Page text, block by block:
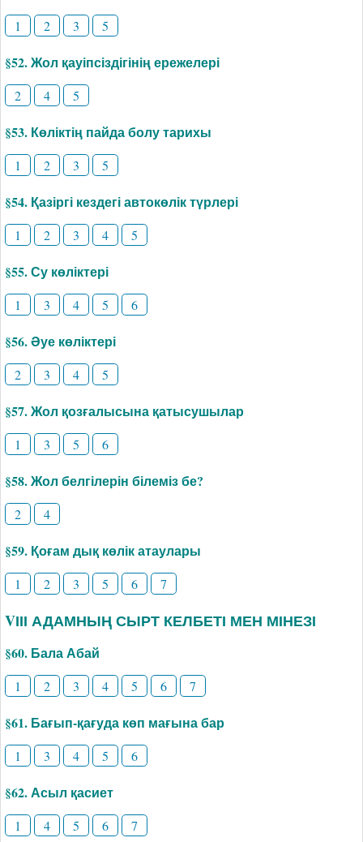
1 2 3 5
§52. Жол қауіпсіздігінің ережелері
2 4 5
§53. Көліктің пайда болу тарихы
1 2 3 5
§54. Қазіргі кездегі автокөлік түрлері
1 2 3 4 5
§55. Су көліктері
1 3 4 5 6
§56. Әуе көліктері
2 3 4 5
§57. Жол қозғалысына қатысушылар
1 3 5 6
§58. Жол белгілерін білеміз бе?
2 4
§59. Қоғам дық көлік атаулары
1 2 3 5 6 7
VІІІ АДАМНЫҢ СЫРТ КЕЛБЕТІ МЕН МІНЕЗІ
§60. Бала Абай
1 2 3 4 5 6 7
§61. Бағып-қағуда көп мағына бар
1 3 4 5 6
§62. Асыл қасиет
1 4 5 6 7